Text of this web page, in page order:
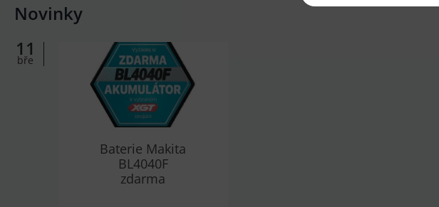
Novinky
11
bře
Baterie Makita
BL4040F
zdarma